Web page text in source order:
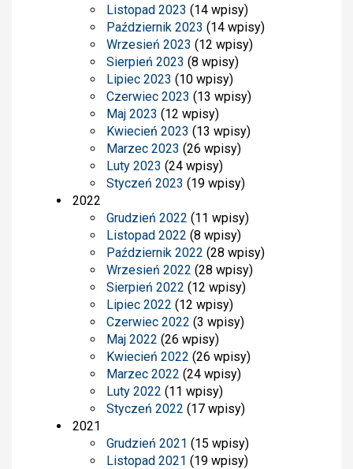
Listopad 2023 (14 wpisy)
Październik 2023 (14 wpisy)
Wrzesień 2023 (12 wpisy)
Sierpień 2023 (8 wpisy)
Lipiec 2023 (10 wpisy)
Czerwiec 2023 (13 wpisy)
Maj 2023 (12 wpisy)
Kwiecień 2023 (13 wpisy)
Marzec 2023 (26 wpisy)
Luty 2023 (24 wpisy)
Styczeń 2023 (19 wpisy)
2022
Grudzień 2022 (11 wpisy)
Listopad 2022 (8 wpisy)
Październik 2022 (28 wpisy)
Wrzesień 2022 (28 wpisy)
Sierpień 2022 (12 wpisy)
Lipiec 2022 (12 wpisy)
Czerwiec 2022 (3 wpisy)
Maj 2022 (26 wpisy)
Kwiecień 2022 (26 wpisy)
Marzec 2022 (24 wpisy)
Luty 2022 (11 wpisy)
Styczeń 2022 (17 wpisy)
2021
Grudzień 2021 (15 wpisy)
Listopad 2021 (19 wpisy)